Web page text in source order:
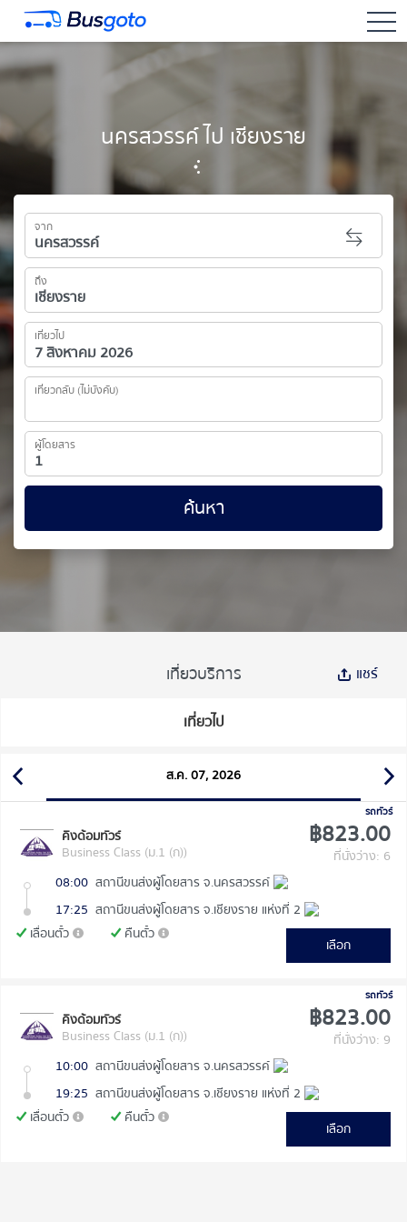
นครสวรรค์ ไป เชียงราย
จาก
ถึง
เที่ยวไป
เที่ยวกลับ (ไม่บังคับ)
ผู้โดยสาร
ค้นหา
เที่ยวบริการ แชร์
เที่ยวไป
ส.ค. 07, 2026
รถทัวร์
คิงด้อมทัวร์
Business Class (ม.1 (ก))
฿823.00
ที่นั่งว่าง: 6
08:00 สถานีขนส่งผู้โดยสาร จ.นครสวรรค์
17:25 สถานีขนส่งผู้โดยสาร จ.เชียงราย แห่งที่ 2
เลื่อนตั๋ว
คืนตั๋ว
เลือก
รถทัวร์
คิงด้อมทัวร์
Business Class (ม.1 (ก))
฿823.00
ที่นั่งว่าง: 9
10:00 สถานีขนส่งผู้โดยสาร จ.นครสวรรค์
19:25 สถานีขนส่งผู้โดยสาร จ.เชียงราย แห่งที่ 2
เลื่อนตั๋ว
คืนตั๋ว
เลือก